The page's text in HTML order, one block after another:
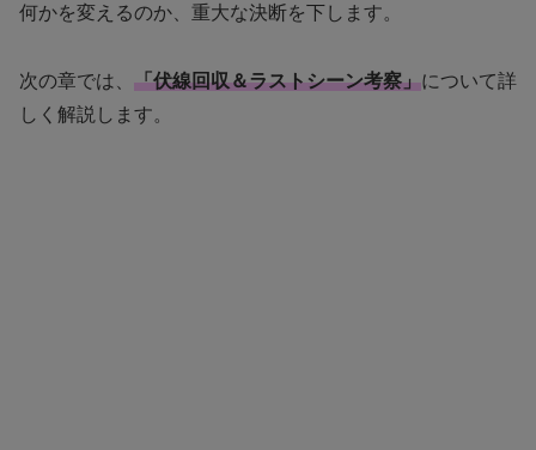
何かを変えるのか、重大な決断を下します。
次の章では、 「伏線回収＆ラストシーン考察」について詳
しく解説します。